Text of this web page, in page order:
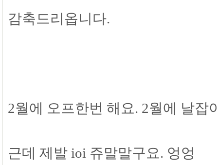
감축드리옵니다.
2월에 오프한번 해요. 2월에 날잡
근데 제발 ioi 쥬말말구요. 엉엉